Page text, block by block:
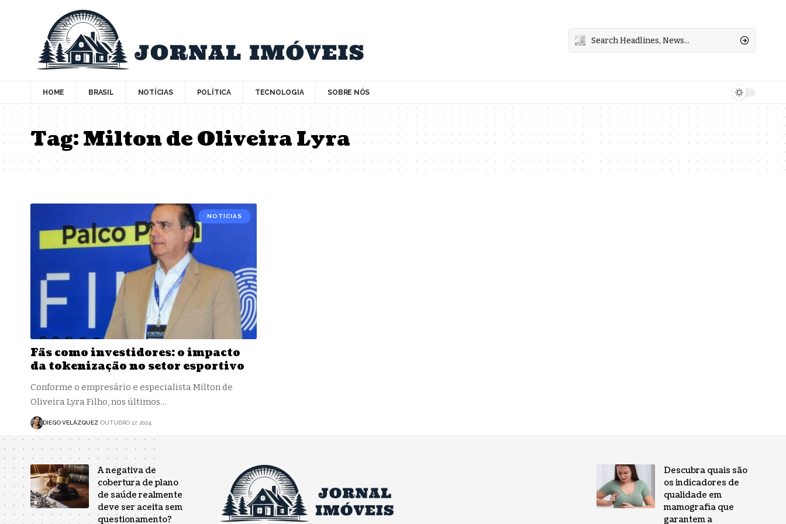
HOME BRASIL NOTÍCIAS POLÍTICA TECNOLOGIA SOBRE NÓS
Tag:Milton de Oliveira Lyra
NOTÍCIAS
Fãs como investidores: o impacto
da tokenização no setor esportivo
Conforme o empresário e especialista Milton de
Oliveira Lyra Filho, nos últimos…
DIEGO VELÁZQUEZ OUTUBRO 17, 2024
A negativa de
cobertura de plano
de saúde realmente
deve ser aceita sem
questionamento?
Descubra quais são
os indicadores de
qualidade em
mamografia que
garantem a